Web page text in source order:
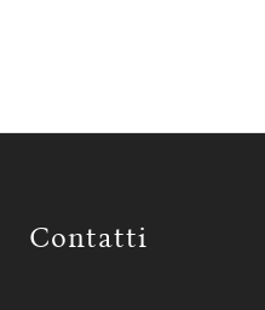
Contatti